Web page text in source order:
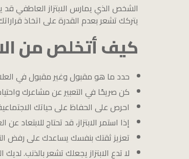
الشخص الذي يمارس الابتزاز العاطفي
يتركك تشعر بعدم القدرة على اتخاذ
كيف أتخلص من
حدد ما هو مقبول وغير مقبول في
كن صريحًا في التعبير عن مشاعرك
احرص على الحفاظ على حياتك
إذا استمر الابتزاز، قد تحتاج
تعزيز ثقتك بنفسك يساعدك على رفض
لا تدع الابتزاز يجعلك تشعر بالذنب.